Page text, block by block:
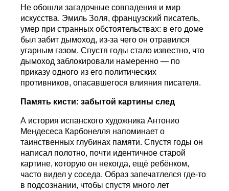
Не обошли загадочные совпадения и мир
искусства. Эмиль Золя, французский писатель,
умер при странных обстоятельствах: в его доме
был забит дымоход, из-за чего он отравился
угарным газом. Спустя годы стало известно, что
дымоход заблокировали намеренно — по
приказу одного из его политических
противников, опасавшегося влияния писателя.
Память кисти: забытой картины след
А история испанского художника Антонио
Мендесеса Карбонелля напоминает о
таинственных глубинах памяти. Спустя годы он
написал полотно, почти идентичное старой
картине, которую он некогда, ещё ребёнком,
часто видел у соседа. Образ запечатлелся где-то
в подсознании, чтобы спустя много лет